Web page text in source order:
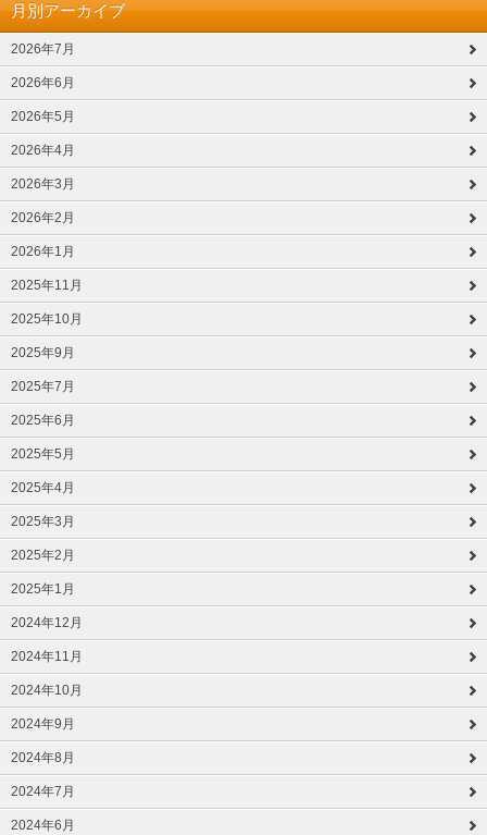
月別アーカイブ
2026年7月
2026年6月
2026年5月
2026年4月
2026年3月
2026年2月
2026年1月
2025年11月
2025年10月
2025年9月
2025年7月
2025年6月
2025年5月
2025年4月
2025年3月
2025年2月
2025年1月
2024年12月
2024年11月
2024年10月
2024年9月
2024年8月
2024年7月
2024年6月